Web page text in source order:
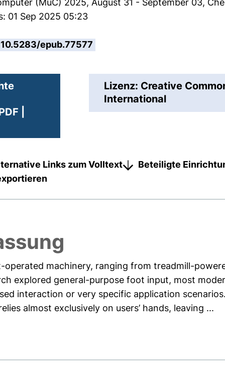
(MuC) 2025, August 31 - September 03,
01 Sep 2025 05:23
10.5283/epub.77577
|
Lizenz: Creative
International
Links zum Volltext
Beteiligte
machinery, ranging from treadmill-
explored general-purpose foot input, most
interaction or very specific application
almost exclusively on users’ hands, leaving ...